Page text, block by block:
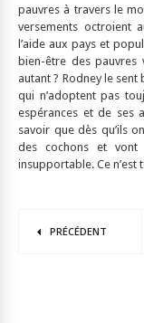
pauvres à travers le
versements octroient
l’aide aux pays et
bien-être des pauvres
autant ? Rodney le sent
qui n’adoptent pas
espérances et de ses
savoir que dès qu’ils
des cochons et
insupportable. Ce n’est
PRÉCÉDENT